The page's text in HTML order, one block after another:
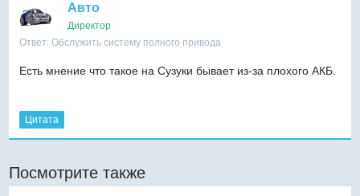
Авто
Директор
Ответ: Обслужить систему полного привода
Есть мнение что такое на Сузуки бывает из-за плохого АКБ.
Цитата
Посмотрите также